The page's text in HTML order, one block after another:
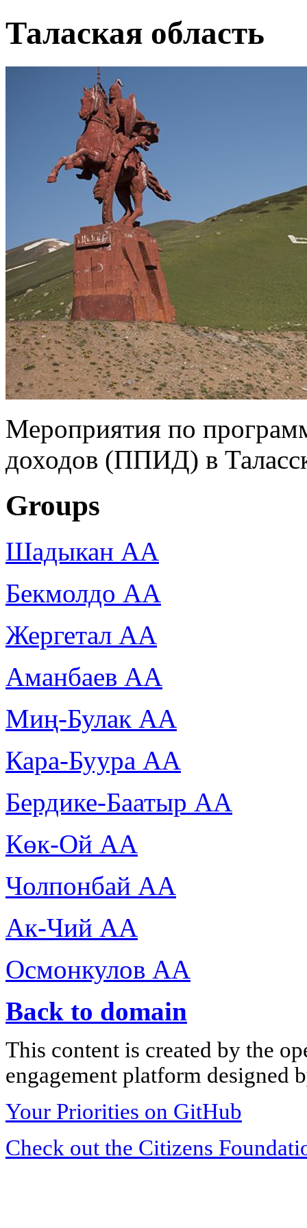
Талаская область
Мероприятия по
доходов (ППИД) в
Groups
Шадыкан АА
Бекмолдо АА
Жергетал АА
Аманбаев АА
Миң-Булак АА
Кара-Буура АА
Бердике-Баатыр АА
Көк-Ой АА
Чолпонбай АА
Ак-Чий АА
Осмонкулов АА
Back to domain
This content is created by the
engagement platform designed
Your Priorities on GitHub
Check out the Citizens